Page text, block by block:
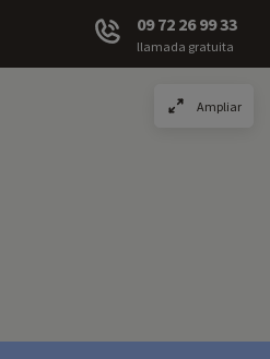
09 72 26 99 33
llamada gratuita
Ampliar